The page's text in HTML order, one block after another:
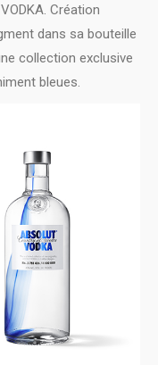
Création
dans sa bouteille
collection exclusive
bleues.